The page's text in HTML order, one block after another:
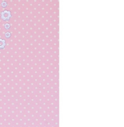
ンマン ギフトシ